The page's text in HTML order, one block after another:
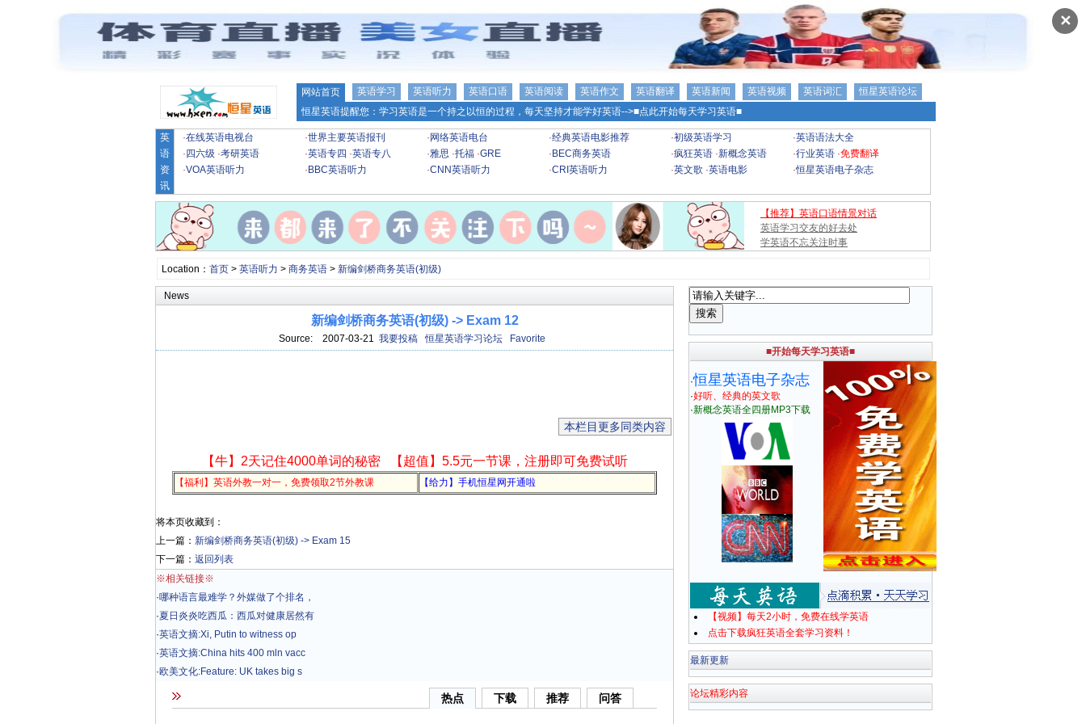
✕
网站首页 英语学习 英语听力 英语口语 英语阅读 英语作文 英语翻译 英语新闻 英语视频 英语词汇
恒星英语论坛
恒星英语提醒您：学习英语是一个持之以恒的过程，每天坚持才能学好英语-->■点此开始每天学习英语■
英
语
资
讯
·在线英语电视台 ·世界主要英语报刊 · 网络英语电台 ·经典英语电影推荐 ·初级英语学习 ·英语语法大全
· 四六级 ·考研英语 ·英语专四 ·英语专八 ·雅思 ·托福 ·GRE · BEC商务英语 ·疯狂英语 ·新概念英语 ·行业英语 ·免费翻译
·VOA英语听力 · BBC英语听力 ·CNN英语听力 ·CRI英语听力 ·英文歌 ·英语电影 ·恒星英语电子杂志
【推荐】英语口语情景对话
英语学习交友的好去处
学英语不忘关注时事
Location： 首页> 英语听力 > 商务英语> 新编剑桥商务英语(初级)
News
新编剑桥商务英语(初级) -> Exam 12
Source: 2007-03-21 我要投稿 恒星英语学习论坛 Favorite
本栏目更多同类内容
【牛】2天记住4000单词的秘密 【超值】5.5元一节课，注册即可免费试听
【福利】英语外教一对一，免费领取2节外教课 【给力】手机恒星网开通啦
将本页收藏到：
上一篇： 新编剑桥商务英语(初级) -> Exam 15
下一篇： 返回列表
※相关链接※
·哪种语言最难学？外媒做了个排名，
·夏日炎炎吃西瓜：西瓜对健康居然有
·英语文摘:Xi, Putin to witness op
·英语文摘:China hits 400 mln vacc
·欧美文化:Feature: UK takes big s
热点 下载 推荐 问答
■开始每天学习英语■
·恒星英语电子杂志
·好听、经典的英文歌
·新概念英语全四册MP3下载
【视频】每天2小时，免费在线学英语
点击下载疯狂英语全套学习资料！
最新更新
论坛精彩内容